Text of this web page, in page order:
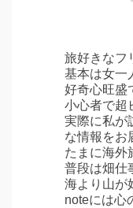
旅好きなフ
基本は女一
好奇心旺盛
小心者で超
実際に私が
な情報を
たまに海外
普段は畑仕
海より山が
noteには心